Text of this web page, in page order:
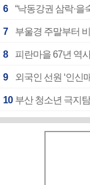
6 “낙동강권 삼락·을
7 부울경 주말부터
8 피란마을 67년 역
9 외국인 선원 ‘인신
10 부산 청소년 극지